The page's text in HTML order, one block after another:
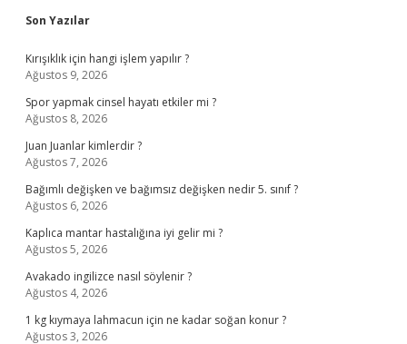
Sidebar
Son Yazılar
Kırışıklık için hangi işlem yapılır ?
Ağustos 9, 2026
Spor yapmak cinsel hayatı etkiler mi ?
Ağustos 8, 2026
Juan Juanlar kimlerdir ?
Ağustos 7, 2026
Bağımlı değişken ve bağımsız değişken nedir 5. sınıf ?
Ağustos 6, 2026
Kaplıca mantar hastalığına iyi gelir mi ?
Ağustos 5, 2026
Avakado ingilizce nasıl söylenir ?
Ağustos 4, 2026
1 kg kıymaya lahmacun için ne kadar soğan konur ?
Ağustos 3, 2026